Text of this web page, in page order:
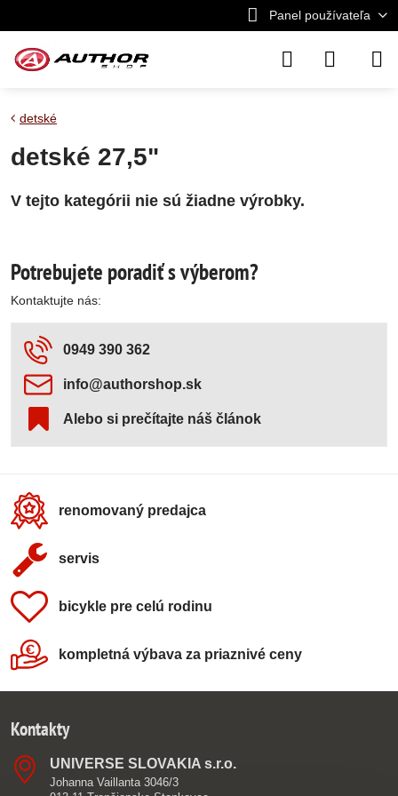
Panel používateľa
detské
detské 27,5"
Potrebujete poradiť s výberom?
Kontaktujte nás:
0949 390 362
info​@authorshop​.sk
Alebo si prečítajte náš článok
renomovaný predajca
servis
bicykle pre celú rodinu
kompletná výbava za priaznivé ceny
Kontakty
UNIVERSE SLOVAKIA s​.r​.o​.
Johanna Vaillanta 3046/3